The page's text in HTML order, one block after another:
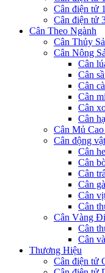
Cân điện tử
Cân điện tử
Cân Theo Ngành
Cân Thủy
Cân Nông
Cân
Cân
Cân
Cân
Cân
Cân
Cân Mủ Cao
Cân động
Cân
Cân
Cân
Cân
Cân
Cân
Cân Vàng
Cân
Cân
Thương Hiệu
Cân điện tử